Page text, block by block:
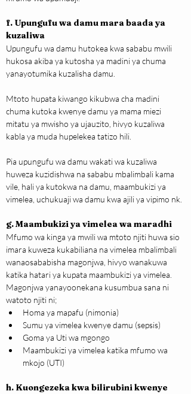
f. Upungufu wa damu mara baada ya
kuzaliwa
Upungufu wa damu hutokea kwa sababu mwili
hukosa akiba ya kutosha ya madini ya chuma
yanayotumika kuzalisha damu.
Mtoto hupata kiwango kikubwa cha madini
chuma kutoka kwenye damu ya mama miezi
mitatu ya mwisho ya ujauzito, hivyo kuzaliwa
kabla ya muda hupelekea tatizo hili.
Pia upungufu wa damu wakati wa kuzaliwa
huweza kuzidishwa na sababu mbalimbali kama
vile, hali ya kutokwa na damu, maambukizi ya
vimelea, uchukuaji wa damu kwa ajili ya vipimo nk.
g. Maambukizi ya vimelea wa maradhi
Mfumo wa kinga ya mwili wa mtoto njiti huwa sio
imara kuweza kukabiliana na vimelea mbalimbali
wanaosababisha magonjwa, hivyo wanakuwa
katika hatari ya kupata maambukizi ya vimelea.
Magonjwa yanayoonekana kusumbua sana ni
watoto njiti ni;
Homa ya mapafu (nimonia)
Sumu ya vimelea kwenye damu (sepsis)
Goma ya Uti wa mgongo
Maambukizi ya vimelea katika mfumo wa
mkojo (UTI)
h. Kuongezeka kwa bilirubini kwenye